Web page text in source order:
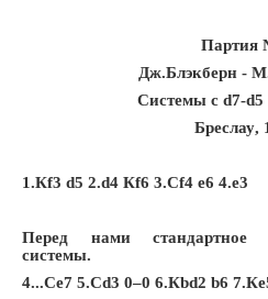
Партия
Дж.Блэкберн -
Системы с d7-d5
Бреслау,
1.Кf3 d5 2.d4 Кf6 3.Сf4 e6 4.e3
Перед нами стандартное
системы.
4...Сe7 5.Сd3 0–0 6.Кbd2 b6